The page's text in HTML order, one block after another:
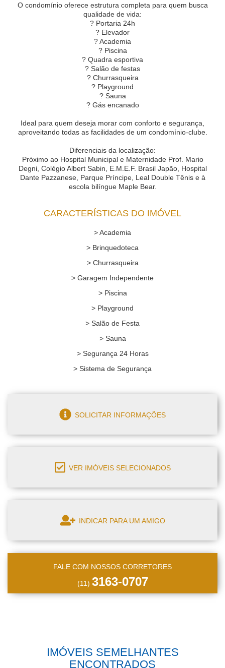
O condomínio oferece estrutura completa para quem busca
qualidade de vida:
? Portaria 24h
? Elevador
? Academia
? Piscina
? Quadra esportiva
? Salão de festas
? Churrasqueira
? Playground
? Sauna
? Gás encanado
Ideal para quem deseja morar com conforto e segurança,
aproveitando todas as facilidades de um condomínio-clube.
Diferenciais da localização:
Próximo ao Hospital Municipal e Maternidade Prof. Mario
Degni, Colégio Albert Sabin, E.M.E.F. Brasil Japão, Hospital
Dante Pazzanese, Parque Príncipe, Leal Double Tênis e à
escola bilíngue Maple Bear.
CARACTERÍSTICAS DO IMÓVEL
> Academia
> Brinquedoteca
> Churrasqueira
> Garagem Independente
> Piscina
> Playground
> Salão de Festa
> Sauna
> Segurança 24 Horas
> Sistema de Segurança
SOLICITAR INFORMAÇÕES
VER IMÓVEIS SELECIONADOS
INDICAR PARA UM AMIGO
FALE COM NOSSOS CORRETORES
(11) 3163-0707
IMÓVEIS SEMELHANTES
ENCONTRADOS